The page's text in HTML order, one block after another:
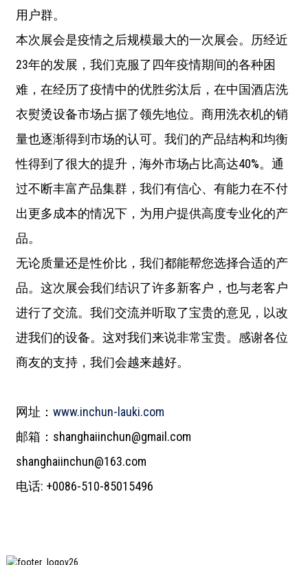
用户群。
本次展会是疫情之后规模最大的一次展会。历经近
23年的发展，我们克服了四年疫情期间的各种困
难，在经历了疫情中的优胜劣汰后，在中国酒店洗
衣熨烫设备市场占据了领先地位。商用洗衣机的销
量也逐渐得到市场的认可。我们的产品结构和均衡
性得到了很大的提升，海外市场占比高达40%。通
过不断丰富产品集群，我们有信心、有能力在不付
出更多成本的情况下，为用户提供高度专业化的产
品。
无论质量还是性价比，我们都能帮您选择合适的产
品。这次展会我们结识了许多新客户，也与老客户
进行了交流。我们交流并听取了宝贵的意见，以改
进我们的设备。这对我们来说非常宝贵。感谢各位
商友的支持，我们会越来越好。
网址：​ www.inchun-lauki.com​
邮箱：shanghaiinchun@gmail.com
shanghaiinchun@163.com
电话: +0086-510-85015496